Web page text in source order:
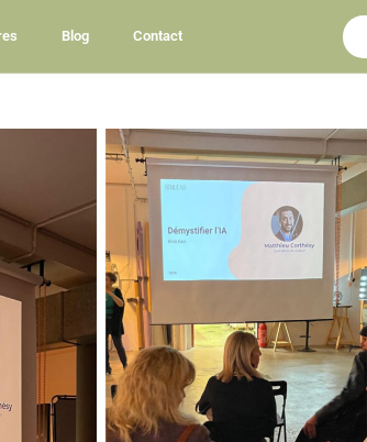
Blog Contact